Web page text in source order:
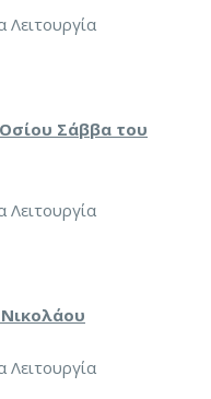
Σάββα του
Νικολάου